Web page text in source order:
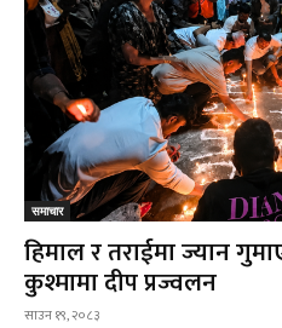
समाचार
हिमाल र तराईमा ज्यान
कुश्मामा दीप प्रज्वलन
साउन १९, २०८३